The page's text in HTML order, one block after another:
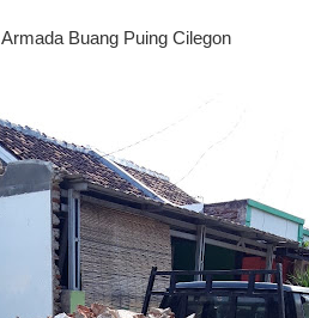
Armada Buang Puing Cilegon